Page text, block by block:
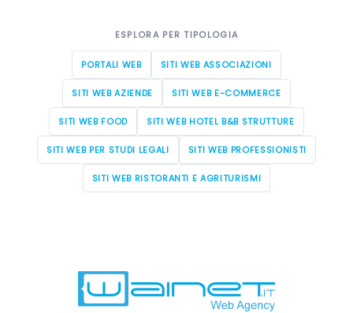
ESPLORA PER TIPOLOGIA
PORTALI WEB SITI WEB ASSOCIAZIONI
SITI WEB AZIENDE SITI WEB E-COMMERCE
SITI WEB FOOD SITI WEB HOTEL B&B STRUTTURE
SITI WEB PER STUDI LEGALI SITI WEB PROFESSIONISTI
SITI WEB RISTORANTI E AGRITURISMI